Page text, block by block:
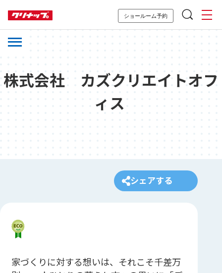
ショールーム予約
株式会社 カズクリエイトオフ
ィス
シェアする
家づくりに対する想いは、それこそ千差万